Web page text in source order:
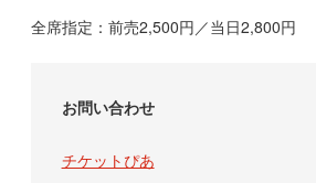
全席指定：前売2,500円／当日2,800円
お問い合わせ
チケットぴあ